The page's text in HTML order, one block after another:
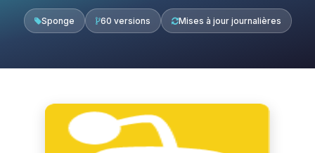
Sponge 60 versions Mises à jour journalières